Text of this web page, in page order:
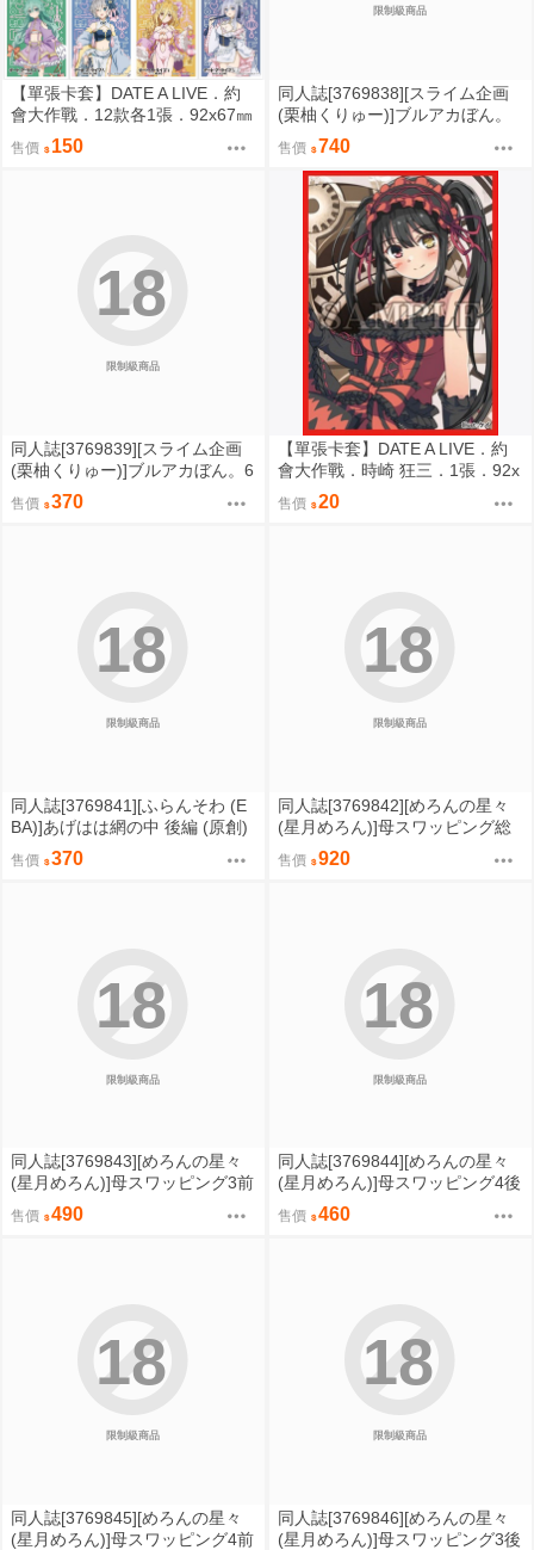
【單張卡套】DATE A LIVE．約
會大作戰．12款各1張．92x67㎜
售價 150
限制級商品
同人誌[3769838][スライム企画
(栗柚くりゅー)]ブルアカぼん。
まとめ1-4 (蔚藍檔案)
售價 740
限制級商品
18
同人誌[3769839][スライム企画
(栗柚くりゅー)]ブルアカぼん。6
(蔚藍檔案)
售價 370
【單張卡套】DATE A LIVE．約
會大作戰．時崎 狂三．1張．92x
售價 20
限制級商品
18
同人誌[3769841][ふらんそわ (E
BA)]あげはは網の中 後編 (原創)
售價 370
限制級商品
18
同人誌[3769842][めろんの星々
(星月めろん)]母スワッピング総
集編Ⅰ母スワッピング1-2+書き
下ろし番外編 (原創)
售價 920
限制級商品
18
同人誌[3769843][めろんの星々
(星月めろん)]母スワッピング3前
編～『母交換』でする話～ (原
創)
售價 490
限制級商品
18
同人誌[3769844][めろんの星々
(星月めろん)]母スワッピング4後
編～再婚する母ちゃんに「2回だ
け」ってお願いして抱いた話～
售價 460
限制級商品
18
同人誌[3769845][めろんの星々
(星月めろん)]母スワッピング4前
限制級商品
18
同人誌[3769846][めろんの星々
(星月めろん)]母スワッピング3後